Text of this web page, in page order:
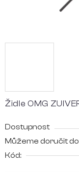
Židle OMG
Dostupnost
Můžeme doručit
Kód: